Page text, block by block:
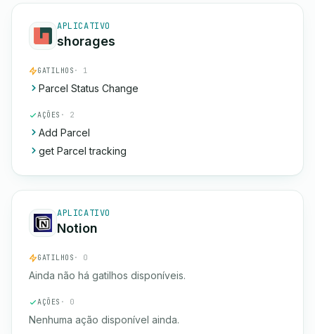
APLICATIVO
shorages
GATILHOS · 1
Parcel Status Change
AÇÕES · 2
Add Parcel
get Parcel tracking
APLICATIVO
Notion
GATILHOS · 0
Ainda não há gatilhos disponíveis.
AÇÕES · 0
Nenhuma ação disponível ainda.